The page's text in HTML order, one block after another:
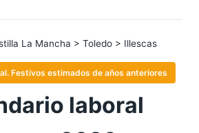
La Mancha > Toledo > Illescas
Festivos estimados de años anteriores
laboral